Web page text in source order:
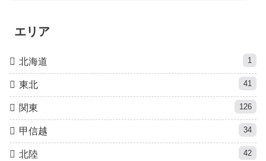
エリア
北海道 1
東北 41
関東 126
甲信越 34
北陸 42